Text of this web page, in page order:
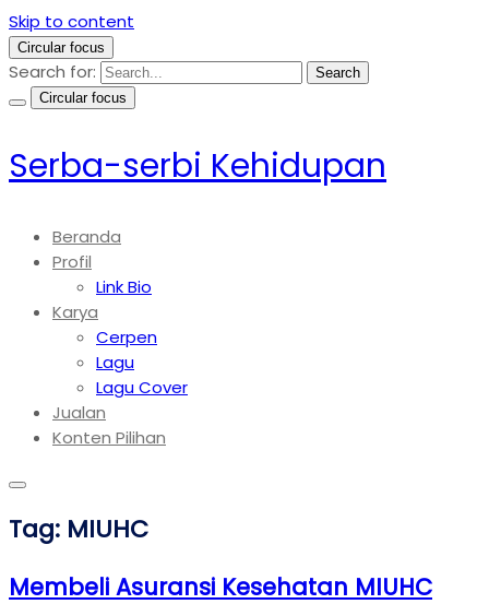
Skip to content
Circular focus
Search for:
Search
Circular focus
Serba-serbi Kehidupan
Beranda
Profil
Link Bio
Karya
Cerpen
Lagu
Lagu Cover
Jualan
Konten Pilihan
Tag: MIUHC
Membeli Asuransi Kesehatan MIUHC